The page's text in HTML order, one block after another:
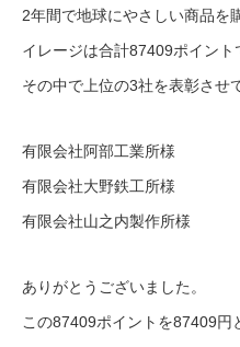
2年間で地球にやさしい商品を
イレージは合計87409ポイント
その中で上位の3社を表彰させ
有限会社阿部工業所様
有限会社大野鉄工所様
有限会社山之内製作所様
ありがとうございました。
この87409ポイントを87409円